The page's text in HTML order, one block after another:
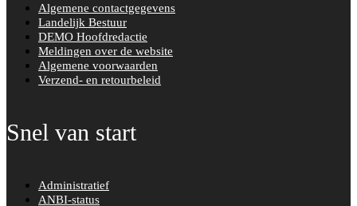
Algemene contactgegevens
Landelijk Bestuur
DEMO Hoofdredactie
Meldingen over de website
Algemene voorwaarden
Verzend- en retourbeleid
Snel van start
Administratief
ANBI-status